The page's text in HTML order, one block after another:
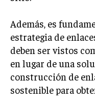
BLOG
Acerca de Últimas
Además, es
estrategia de
deben ser vistos
en lugar de una
construcción de
sostenible para